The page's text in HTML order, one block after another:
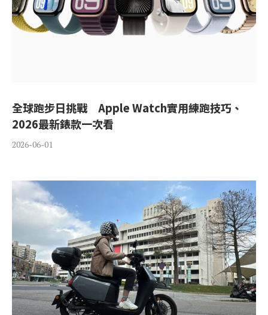
全球跑步日挑戰 Apple Watch實用練跑技巧、
2026最新錶款一次看
2026-06-01